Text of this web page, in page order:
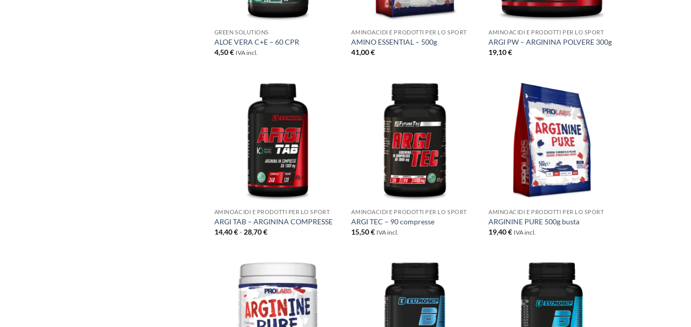
GREEN SOLUTIONS
ALOE VERA C+E – 60 CPR
4,50€ IVA incl.
AMINOACIDI E PRODOTTI PER LO SPORT
AMINO ESSENTIAL – 500g
41,00€
+
AMINOACIDI E PRODOTTI PER LO SPORT
ARGI PW – ARGININA POLVERE 300g
19,10€
AMINOACIDI E PRODOTTI PER LO SPORT
ARGI TAB – ARGININA COMPRESSE
14,40€- 28,70€Fascia
28,70 €
AMINOACIDI E PRODOTTI PER LO SPORT
ARGI TEC – 90 compresse
15,50€ IVA incl.
AMINOACIDI E PRODOTTI PER LO SPORT
ARGININE PURE 500g busta
19,40€ IVA incl.